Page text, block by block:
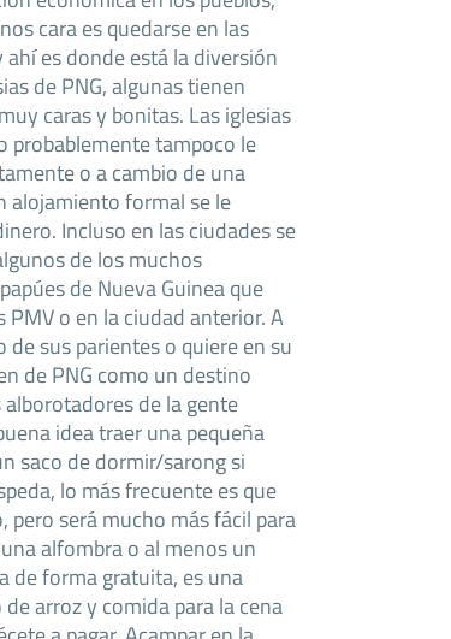
cara es quedarse en las
ahí es donde está la diversión
de PNG, algunas tienen
caras y bonitas. Las iglesias
probablemente tampoco le
o a cambio de una
alojamiento formal se le
Incluso en las ciudades se
de los muchos
de Nueva Guinea que
o en la ciudad anterior. A
sus parientes o quiere en su
de PNG como un destino
de la gente
idea traer una pequeña
saco de dormir/sarong si
lo más frecuente es que
será mucho más fácil para
alfombra o al menos un
de forma gratuita, es una
arroz y comida para la cena